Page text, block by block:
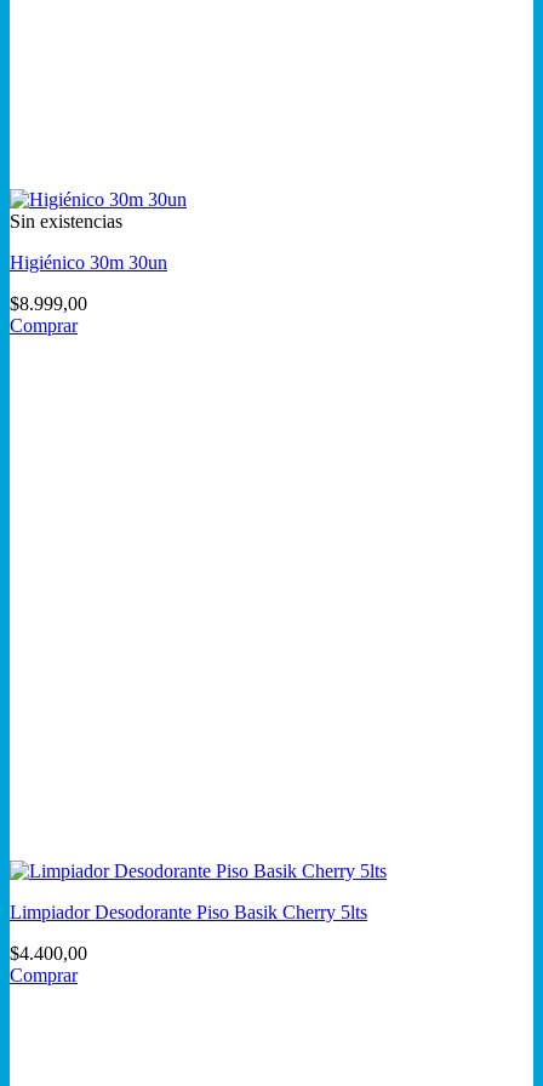
Sin existencias
Higiénico 30m 30un
$8.999,00
Comprar
Limpiador Desodorante Piso Basik Cherry 5lts
$4.400,00
Comprar